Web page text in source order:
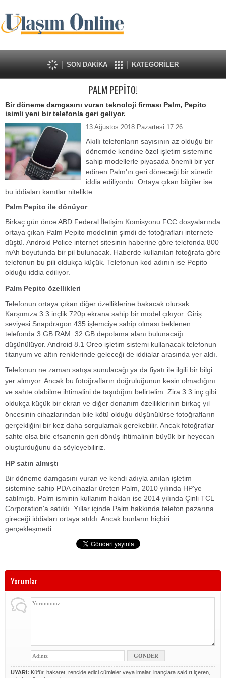
SON DAKİKA KATEGORİLER
PALM PEPİTO!
Bir döneme damgasını vuran teknoloji firması Palm, Pepito
isimli yeni bir telefonla geri geliyor.
13 Ağustos 2018 Pazartesi 17:26
Akıllı telefonların sayısının az olduğu bir
dönemde kendine özel işletim sistemine
sahip modellerle piyasada önemli bir yer
edinen Palm'ın geri döneceği bir süredir
iddia ediliyordu. Ortaya çıkan bilgiler ise
bu iddiaları kanıtlar nitelikte.
Palm Pepito ile dönüyor
Birkaç gün önce ABD Federal İletişim Komisyonu FCC dosyalarında
ortaya çıkan Palm Pepito modelinin şimdi de fotoğrafları internete
düştü. Android Police internet sitesinin haberine göre telefonda 800
mAh boyutunda bir pil bulunacak. Haberde kullanılan fotoğrafa göre
telefonun bu pili oldukça küçük. Telefonun kod adının ise Pepito
olduğu iddia ediliyor.
Palm Pepito özellikleri
Telefonun ortaya çıkan diğer özelliklerine bakacak olursak:
Karşımıza 3.3 inçlik 720p ekrana sahip bir model çıkıyor. Giriş
seviyesi Snapdragon 435 işlemciye sahip olması beklenen
telefonda 3 GB RAM. 32 GB depolama alanı bulunacağı
düşünülüyor. Android 8.1 Oreo işletim sistemi kullanacak telefonun
titanyum ve altın renklerinde geleceği de iddialar arasında yer aldı.
Telefonun ne zaman satışa sunulacağı ya da fiyatı ile ilgili bir bilgi
yer almıyor. Ancak bu fotoğrafların doğruluğunun kesin olmadığını
ve sahte olabilme ihtimalini de taşıdığını belirtelim. Zira 3.3 inç gibi
oldukça küçük bir ekran ve diğer donanım özelliklerinin birkaç yıl
öncesinin cihazlarından bile kötü olduğu düşünülürse fotoğrafların
gerçekliğini bir kez daha sorgulamak gerekebilir. Ancak fotoğraflar
sahte olsa bile efsanenin geri dönüş ihtimalinin büyük bir heyecan
oluşturduğunu da söyleyebiliriz.
HP satın almıştı
Bir döneme damgasını vuran ve kendi adıyla anılan işletim
sistemine sahip PDA cihazlar üreten Palm, 2010 yılında HP'ye
satılmıştı. Palm isminin kullanım hakları ise 2014 yılında Çinli TCL
Corporation'a satıldı. Yıllar içinde Palm hakkında telefon pazarına
gireceği iddiaları ortaya atıldı. Ancak bunların hiçbiri
gerçekleşmedi.
Yorumlar
UYARI: Küfür, hakaret, rencide edici cümleler veya imalar, inançlara saldırı içeren,